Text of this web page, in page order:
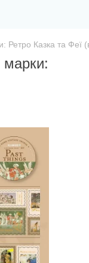
Ретро Казка та Феї
марки: